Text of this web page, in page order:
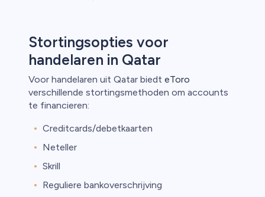
Stortingsopties voor
handelaren in Qatar
Voor handelaren uit Qatar biedt eToro
verschillende stortingsmethoden om accounts
te financieren:
Creditcards/debetkaarten
Neteller
Skrill
Reguliere bankoverschrijving